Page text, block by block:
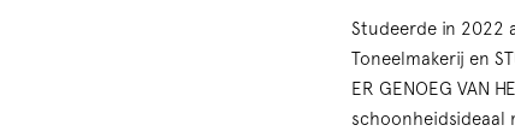
Studeerde in 2022
Toneelmakerij en
ER GENOEG VAN
schoonheidsideaal